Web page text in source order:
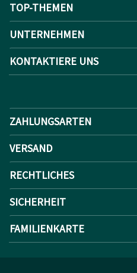
TOP-THEMEN
UNTERNEHMEN
KONTAKTIERE UNS
ZAHLUNGSARTEN
VERSAND
RECHTLICHES
SICHERHEIT
FAMILIENKARTE